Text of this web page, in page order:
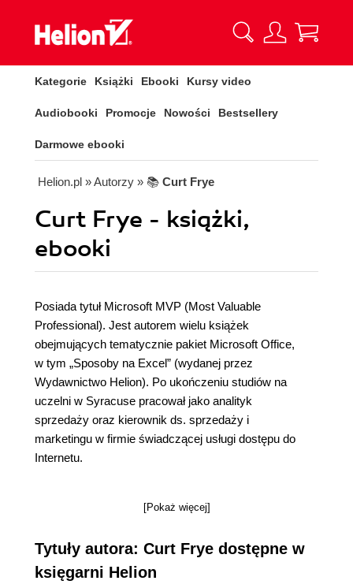
Kategorie Książki Ebooki Kursy video
Audiobooki Promocje Nowości Bestsellery
Darmowe ebooki
Helion.pl » Autorzy » 📚 Curt Frye
Curt Frye - książki,
ebooki
Posiada tytuł Microsoft MVP (Most Valuable
Professional). Jest autorem wielu książek
obejmujących tematycznie pakiet Microsoft Office,
w tym „Sposoby na Excel” (wydanej przez
Wydawnictwo Helion). Po ukończeniu studiów na
uczelni w Syracuse pracował jako analityk
sprzedaży oraz kierownik ds. sprzedaży i
marketingu w firmie świadczącej usługi dostępu do
Internetu.
[Pokaż więcej]
Tytuły autora: Curt Frye dostępne w
księgarni Helion